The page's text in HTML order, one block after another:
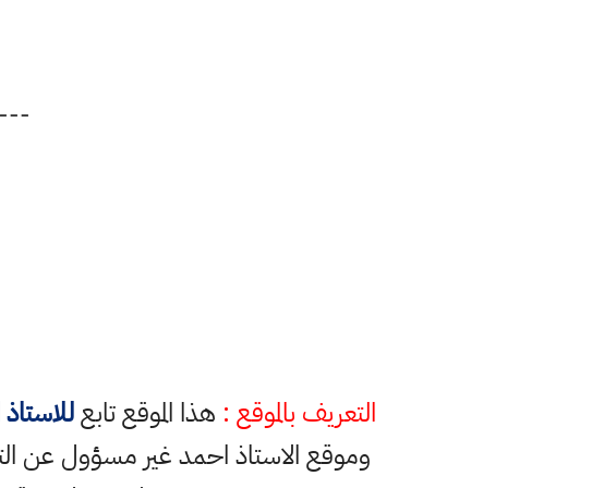
التعريف بالموقع : هذا الموقع تابع
وموقع الاستاذ احمد غير مسؤول عن